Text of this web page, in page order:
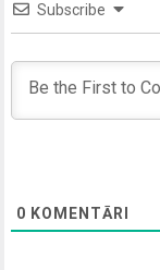
Subscribe
0 KOMENTĀRI